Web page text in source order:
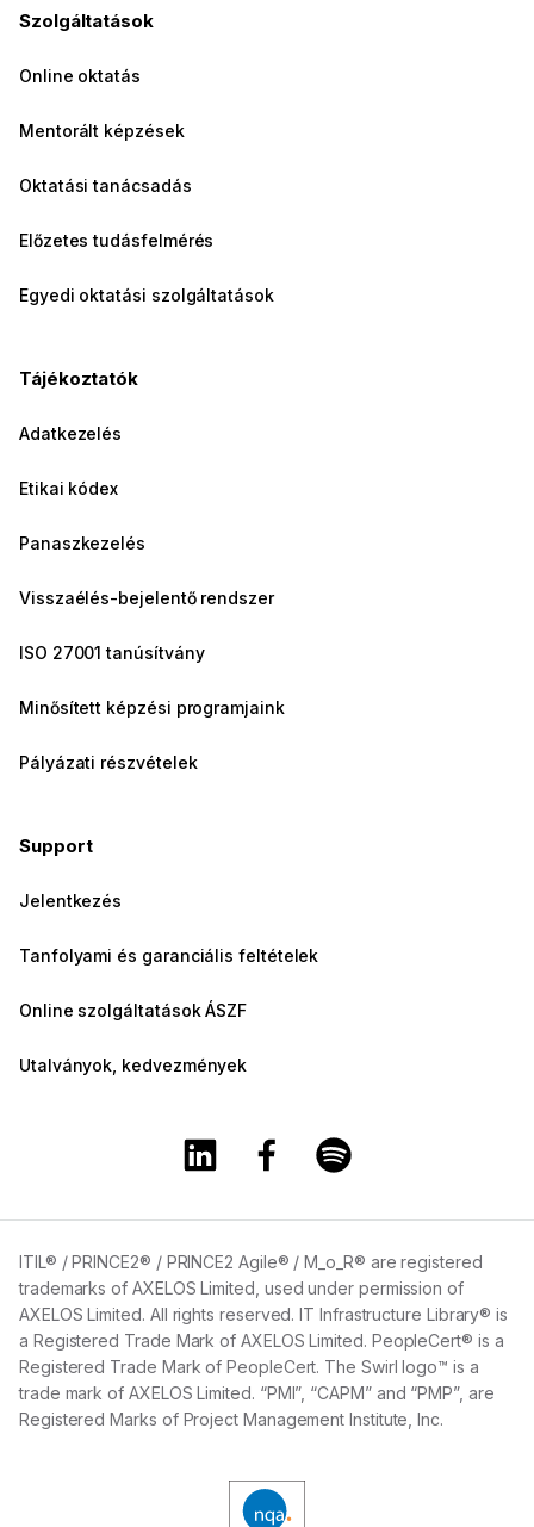
Szolgáltatások
Online oktatás
Mentorált képzések
Oktatási tanácsadás
Előzetes tudásfelmérés
Egyedi oktatási szolgáltatások
Tájékoztatók
Adatkezelés
Etikai kódex
Panaszkezelés
Visszaélés-bejelentő rendszer
ISO 27001 tanúsítvány
Minősített képzési programjaink
Pályázati részvételek
Support
Jelentkezés
Tanfolyami és garanciális feltételek
Online szolgáltatások ÁSZF
Utalványok, kedvezmények
A Training360 Linkedin oldala
A Training360 Facebook
ITIL® / PRINCE2® / PRINCE2 Agile® / M_o_R® are registered
trademarks of AXELOS Limited, used under permission of
AXELOS Limited. All rights reserved. IT Infrastructure Library® is
a Registered Trade Mark of AXELOS Limited. PeopleCert® is a
Registered Trade Mark of PeopleCert. The Swirl logo™ is a
trade mark of AXELOS Limited. “PMI”, “CAPM” and “PMP”, are
Registered Marks of Project Management Institute, Inc.